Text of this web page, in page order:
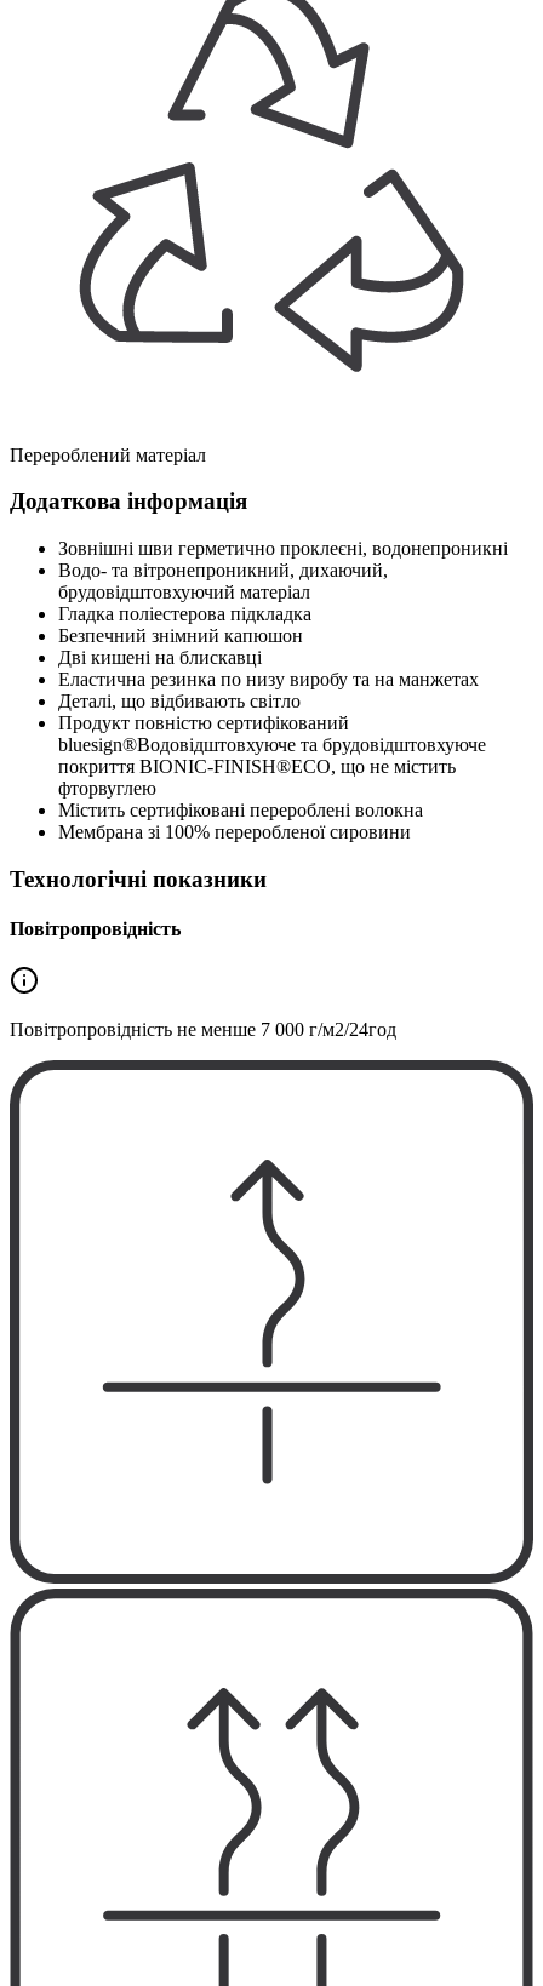
Перероблений матеріал
Додаткова інформація
Зовнішні шви герметично проклеєні, водонепроникні
Водо- та вітронепроникний, дихаючий,
брудовідштовхуючий матеріал
Гладка поліестерова підкладка
Безпечний знімний капюшон
Дві кишені на блискавці
Еластична резинка по низу виробу та на манжетах
Деталі, що відбивають світло
Продукт повністю сертифікований
bluesign®Водовідштовхуюче та брудовідштовхуюче
покриття BIONIC-FINISH®ECO, що не містить
фторвуглею
Містить сертифіковані перероблені волокна
Мембрана зі 100% переробленої сировини
Технологічні показники
Повітропровідність
Повітропровідність не менше 7 000 г/м2/24год